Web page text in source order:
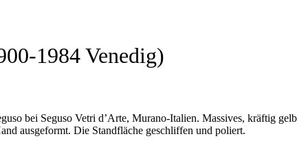
1984 Venedig)
bei Seguso Vetri d’Arte, Murano-Italien. Massives, kräftig gelb
ausgeformt. Die Standfläche geschliffen und poliert.